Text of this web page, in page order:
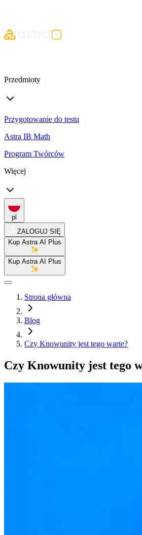
Przedmioty
Przygotowanie do testu
Astra IB Math
Program Twórców
Więcej
pl
ZALOGUJ SIĘ
Kup Astra AI Plus
Kup Astra AI Plus
Strona główna
Blog
Czy Knowunity jest tego warte?
Czy Knowunity jest tego